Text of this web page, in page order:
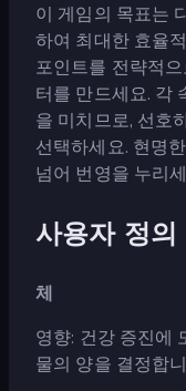
이 게임의 목표는
하여 최대한 효율
포인트를 전략적
터를 만드세요. 각
을 미치므로, 선호
선택하세요. 현명
넘어 번영을 누리
사용자 정의
체
영향: 건강 증진에
물의 양을 결정합